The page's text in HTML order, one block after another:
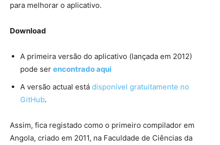
para melhorar o aplicativo.
Download
A primeira versão do aplicativo (lançada em 2012)
pode ser encontrado aqui
A versão actual está disponível gratuitamente no
GitHub.
Assim, fica registado como o primeiro compilador em
Angola, criado em 2011, na Faculdade de Ciências da